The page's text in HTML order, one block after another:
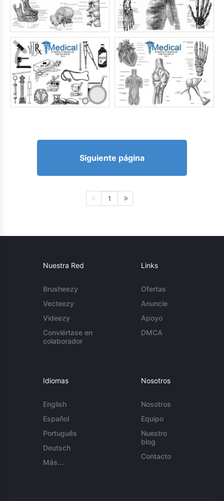
Siguiente página
1
Nuestra Red
Brusheezy
Vecteezy
Videezy
Conviértase en
colaborador
Links
Ofertas
Anuncie
Apoyo
DMCA
Idiomas
English
Español
Português
Deutsch
Más...
Nosotros
Nosotros
Equipo
Nuestro
blog
Contacto